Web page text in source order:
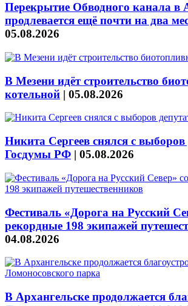
Перекрытие Обводного канала в
продлевается ещё почти на два
05.08.2026
В Мезени идёт строительство
котельной | 05.08.2026
Никита Сергеев снялся с выборов
Госдумы РФ | 05.08.2026
Фестиваль «Дорога на Русский
рекордные 198 экипажей
04.08.2026
В Архангельске продолжается